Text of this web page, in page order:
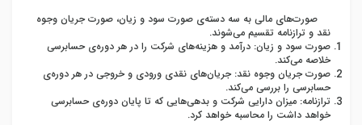
صورت‌های مالی به سه دسته‌ی صورت سود و زیان، صورت جریان وجوه
نقد و ترازنامه تقسیم می‌شوند.
صورت سود و زیان: درآمد و هزینه‌های شرکت را در هر دوره‌ی حسابرسی
خلاصه می‌کند.
صورت جریان وجوه نقد: جریان‌های نقدی ورودی و خروجی در هر دوره‌ی
حسابرسی را بررسی می‌کند.
ترازنامه: میزان دارایی شرکت و بدهی‌هایی که تا پایان دوره‌ی حسابرسی
خواهد داشت را محاسبه خواهد کرد.